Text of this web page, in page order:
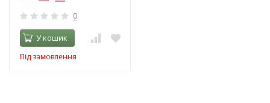
0
У кошик
Під замовлення